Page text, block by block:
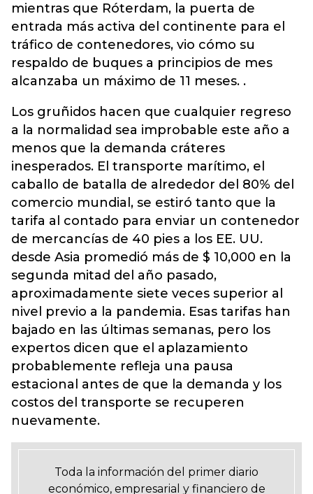
mientras que Róterdam, la puerta de
entrada más activa del continente para el
tráfico de contenedores, vio cómo su
respaldo de buques a principios de mes
alcanzaba un máximo de 11 meses. .
Los gruñidos hacen que cualquier regreso
a la normalidad sea improbable este año a
menos que la demanda cráteres
inesperados. El transporte marítimo, el
caballo de batalla de alrededor del 80% del
comercio mundial, se estiró tanto que la
tarifa al contado para enviar un contenedor
de mercancías de 40 pies a los EE. UU.
desde Asia promedió más de $ 10,000 en la
segunda mitad del año pasado,
aproximadamente siete veces superior al
nivel previo a la pandemia. Esas tarifas han
bajado en las últimas semanas, pero los
expertos dicen que el aplazamiento
probablemente refleja una pausa
estacional antes de que la demanda y los
costos del transporte se recuperen
nuevamente.
Toda la información del primer diario
económico, empresarial y financiero de